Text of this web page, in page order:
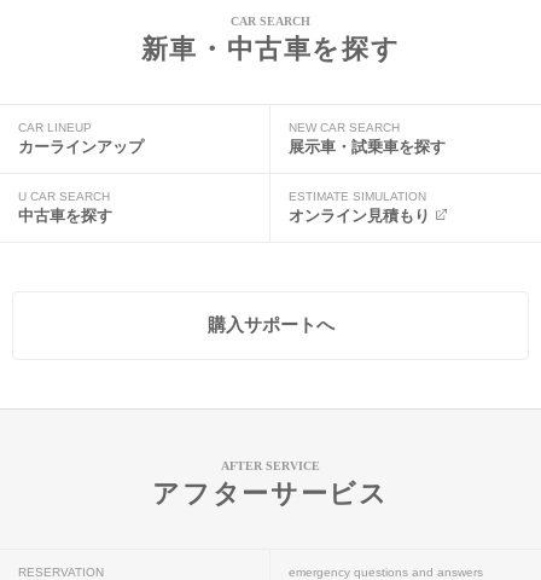
CAR SEARCH
新車・中古車を探す
CAR LINEUP
カーラインアップ
NEW CAR SEARCH
展示車・試乗車を探す
U CAR SEARCH
中古車を探す
ESTIMATE SIMULATION
オンライン見積もり
購入サポートへ
AFTER SERVICE
アフターサービス
RESERVATION emergency questions and answers